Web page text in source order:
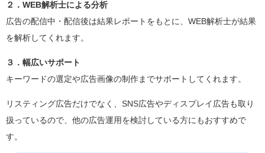
２．WEB解析士による分析
広告の配信中・配信後は結果レポートをもとに、WEB解析士が結果
を解析してくれます。
３．幅広いサポート
キーワードの選定や広告画像の制作までサポートしてくれます。
リスティング広告だけでなく、SNS広告やディスプレイ広告も取り
扱っているので、他の広告運用を検討している方にもおすすめで
す。